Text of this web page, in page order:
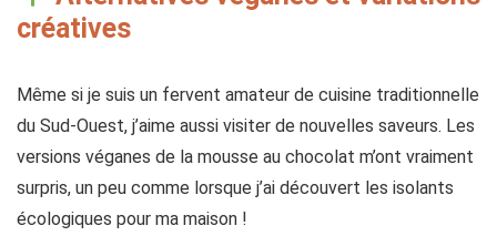
créatives
Même si je suis un fervent amateur de cuisine traditionnelle
du Sud-Ouest, j’aime aussi visiter de nouvelles saveurs. Les
versions véganes de la mousse au chocolat m’ont vraiment
surpris, un peu comme lorsque j’ai découvert les isolants
écologiques pour ma maison !